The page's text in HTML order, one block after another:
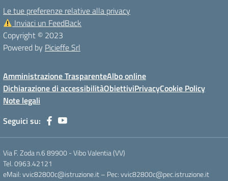
Le tue preferenze relative alla privacy
Inviaci un FeedBack
Copyright © 2023
Powered by Picieffe Srl
Amministrazione TrasparenteAlbo online
Dichiarazione di accessibilitàObiettiviPrivacyCookie Policy
Note legali
Seguici su:
Via F. Zoda n.6 89900 - Vibo Valentia (VV)
Tel. 0963.42121
eMail: vvic82800c@istruzione.it – Pec: vvic82800c@pec.istruzione.it